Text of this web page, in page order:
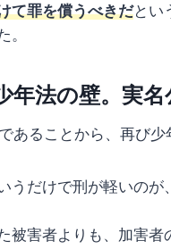
て罪を償うべきだとい
。
年法の壁。実
あることから、再び少
うだけで刑が軽いの
被害者よりも、加害者